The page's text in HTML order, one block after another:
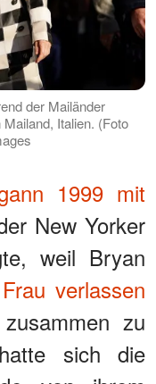
der Mailänder
Italien. (Foto
1999 mit
New Yorker
weil Bryan
verlassen
zu
sich die